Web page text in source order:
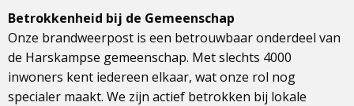
Betrokkenheid bij de Gemeenschap
Onze brandweerpost is een betrouwbaar onderdeel van
de Harskampse gemeenschap. Met slechts 4000
inwoners kent iedereen elkaar, wat onze rol nog
specialer maakt. We zijn actief betrokken bij lokale